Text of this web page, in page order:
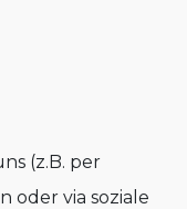
(z.B. per
oder via soziale